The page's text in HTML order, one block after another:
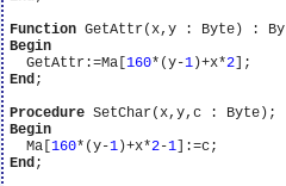
Function
Begin
  GetAttr:=Ma[
160*(y-1)+x*2
End;
Procedure
Begin
  Ma[
160*(y-1)+x*2-1
End;